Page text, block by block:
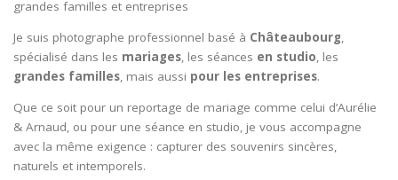
grandes familles et entreprises
Je suis photographe professionnel basé à Châteaubourg,
spécialisé dans les mariages, les séances en studio, les
grandes familles, mais aussi pour les entreprises.
Que ce soit pour un reportage de mariage comme celui d’Aurélie
& Arnaud, ou pour une séance en studio, je vous accompagne
avec la même exigence : capturer des souvenirs sincères,
naturels et intemporels.